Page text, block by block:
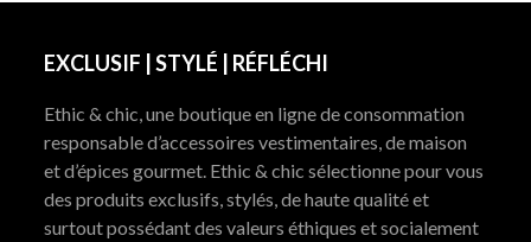
EXCLUSIF | STYLÉ | RÉFLÉCHI
Ethic & chic, une boutique en ligne de consommation
responsable d’accessoires vestimentaires, de maison
et d’épices gourmet. Ethic & chic sélectionne pour vous
des produits exclusifs, stylés, de haute qualité et
surtout possédant des valeurs éthiques et socialement